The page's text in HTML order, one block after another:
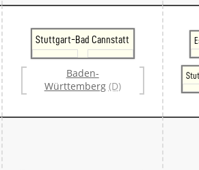
Stuttgart-Bad Cannstatt
Baden-
Württemberg (D)